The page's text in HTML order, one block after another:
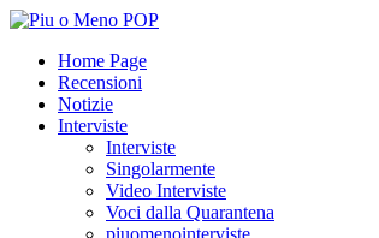
Home Page
Recensioni
Notizie
Interviste
Interviste
Singolarmente
Video Interviste
Voci dalla Quarantena
piuomenointerviste